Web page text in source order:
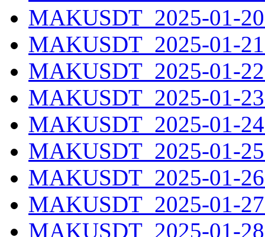
MAKUSDT_2025-01-
MAKUSDT_2025-01-
MAKUSDT_2025-01-
MAKUSDT_2025-01-
MAKUSDT_2025-01-
MAKUSDT_2025-01-
MAKUSDT_2025-01-
MAKUSDT_2025-01-
MAKUSDT_2025-01-